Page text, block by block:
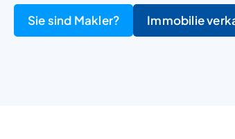
Sie sind Makler? Immobilie